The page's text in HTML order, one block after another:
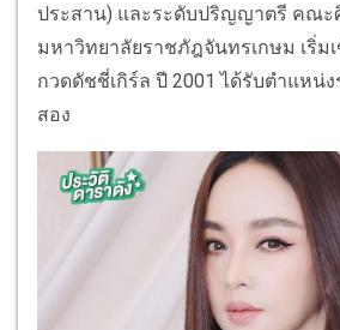
ประสาน) และระดับปริญญาตรี คณะ
มหาวิทยาลัยราชภัฎจันทรเกษม เริ่ม
กวดดัชชี่เกิร์ล ปี 2001 ได้รับตำแหน่
สอง